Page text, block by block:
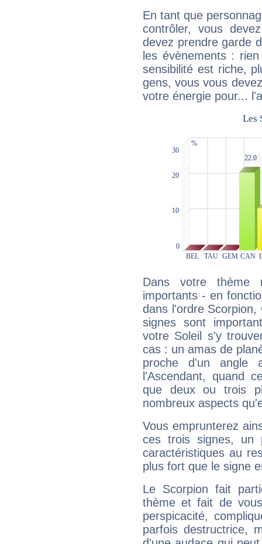
En tant que
contrôler, vous
devez prendre garde
les évènements :
sensibilité est riche,
gens, vous vous
votre énergie pour...
Dans votre thème
importants - en
dans l'ordre
signes sont
votre Soleil s'y
cas : un amas de
proche d'un
l'Ascendant, quand
que deux ou trois
nombreux aspects
Vous emprunterez
ces trois signes, un
caractéristiques au
plus fort que le signe
Le Scorpion fait
thème et fait de
perspicacité,
parfois destructrice,